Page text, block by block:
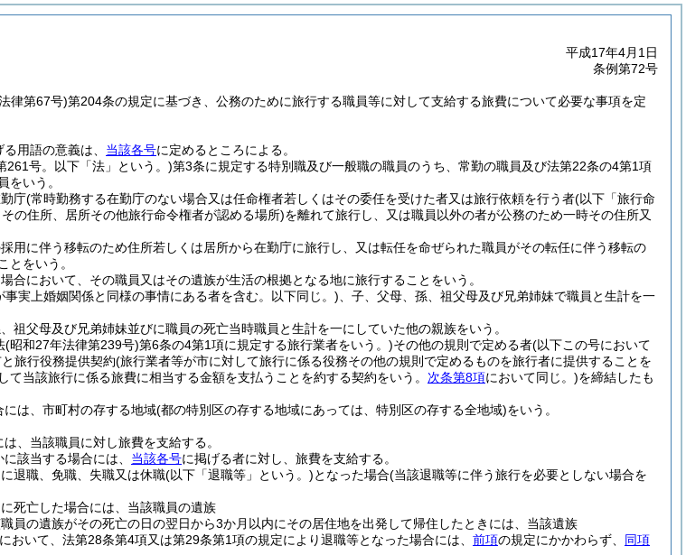
平成17年4月1日
条例第72号
律第67号)第204条の規定に基づき、公務のために旅行する職員等に対して支給する旅費について必要な事項を定
る用語の意義は、 当該各号に定めるところによる。
261号。以下「法」という。)第3条に規定する特別職及び一般職の職員のうち、常勤の職員及び法第22条の4第1項
をいう。
庁(常時勤務する在勤庁のない場合又は任命権者若しくはその委任を受けた者又は旅行依頼を行う者(以下「旅行命
の住所、居所その他旅行命令権者が認める場所)を離れて旅行し、又は職員以外の者が公務のため一時その住所又
用に伴う移転のため住所若しくは居所から在勤庁に旅行し、又は転任を命ぜられた職員がその転任に伴う移転の
とをいう。
において、その職員又はその遺族が生活の根拠となる地に旅行することをいう。
事実上婚姻関係と同様の事情にある者を含む。以下同じ。) 、子、父母、孫、祖父母及び兄弟姉妹で職員と生計を一
父母及び兄弟姉妹並びに職員の死亡当時職員と生計を一にしていた他の親族をいう。
(昭和27年法律第239号)第6条の4第1項に規定する旅行業者をいう。)その他の規則で定める者(以下この号において
旅行役務提供契約(旅行業者等が市に対して旅行に係る役務その他の規則で定めるものを旅行者に提供することを
当該旅行に係る旅費に相当する金額を支払うことを約する契約をいう。 次条第8項において同じ。)を締結したも
は、市町村の存する地域(都の特別区の存する地域にあっては、特別区の存する全地域)をいう。
、当該職員に対し旅費を支給する。
該当する場合には、 当該各号に掲げる者に対し、旅費を支給する。
退職、免職、失職又は休職(以下「退職等」という。)となった場合(当該退職等に伴う旅行を必要としない場合を
死亡した場合には、当該職員の遺族
員の遺族がその死亡の日の翌日から3か月以内にその居住地を出発して帰住したときには、当該遺族
おいて、法第28条第4項又は第29条第1項の規定により退職等となった場合には、 前項の規定にかかわらず、 同項